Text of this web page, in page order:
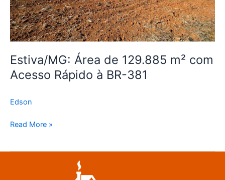
Estiva/MG: Área de 129.885 m² com
Acesso Rápido à BR-381
Edson
BR-
381
Read More »